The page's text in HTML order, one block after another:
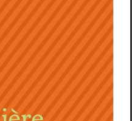
(2) :